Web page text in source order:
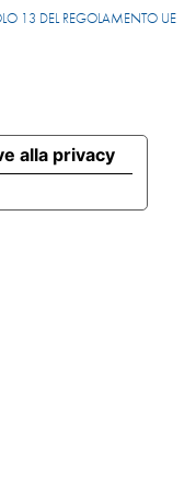
13 DEL REGOLAMENTO UE
alla privacy